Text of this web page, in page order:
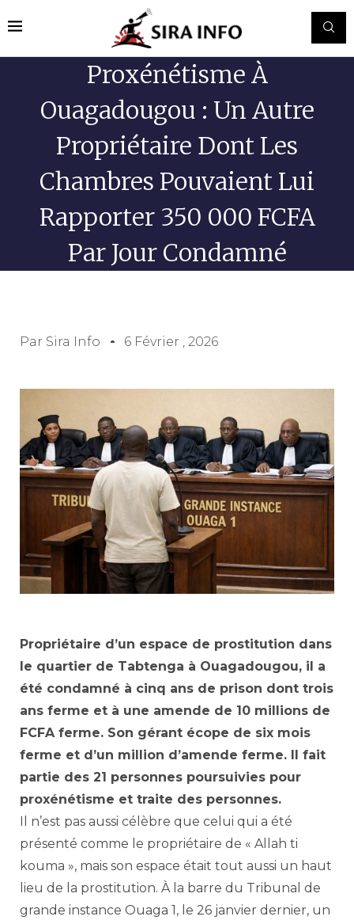
Proxénétisme À
Ouagadougou : Un Autre
Propriétaire Dont Les
Chambres Pouvaient Lui
Rapporter 350 000 FCFA
Par Jour Condamné
Par Sira Info 6 Février , 2026
Propriétaire d’un espace de prostitution dans
le quartier de Tabtenga à Ouagadougou, il a
été condamné à cinq ans de prison dont trois
ans ferme et à une amende de 10 millions de
FCFA ferme. Son gérant écope de six mois
ferme et d’un million d’amende ferme. Il fait
partie des 21 personnes poursuivies pour
proxénétisme et traite des personnes.
Il n’est pas aussi célèbre que celui qui a été
présenté comme le propriétaire de « Allah ti
kouma », mais son espace était tout aussi un haut
lieu de la prostitution. À la barre du Tribunal de
grande instance Ouaga 1, le 26 janvier dernier, un